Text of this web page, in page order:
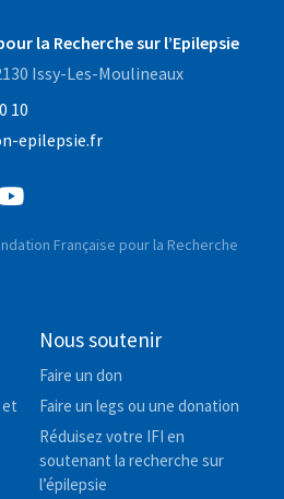
la Recherche sur l’Epilepsie
Issy-Les-Moulineaux
10
epilepsie.fr
Française pour la Recherche
et
Nous soutenir
Faire un don
Faire un legs ou une donation
Réduisez votre IFI en
soutenant la recherche sur
l’épilepsie